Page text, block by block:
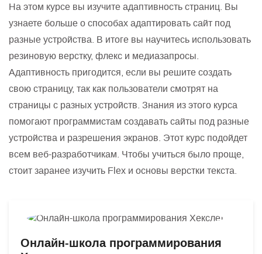
На этом курсе вы изучите адаптивность страниц. Вы
узнаете больше о способах адаптировать сайт под
разные устройства. В итоге вы научитесь использовать
резиновую верстку, флекс и медиазапросы.
Адаптивность пригодится, если вы решите создать
свою страницу, так как пользователи смотрят на
страницы с разных устройств. Знания из этого курса
помогают программистам создавать сайты под разные
устройства и разрешения экранов. Этот курс подойдет
всем веб-разработчикам. Чтобы учиться было проще,
стоит заранее изучить Flex и основы верстки текста.
Онлайн-школа программирования